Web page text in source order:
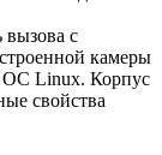
вызова с
камеры
ОС Linux. Корпус
свойства